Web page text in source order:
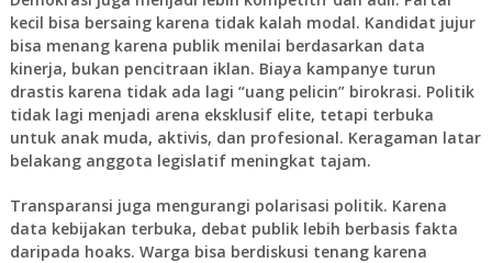
kecil bisa bersaing karena tidak kalah modal. Kandidat jujur
bisa menang karena publik menilai berdasarkan data
kinerja, bukan pencitraan iklan. Biaya kampanye turun
drastis karena tidak ada lagi “uang pelicin” birokrasi. Politik
tidak lagi menjadi arena eksklusif elite, tetapi terbuka
untuk anak muda, aktivis, dan profesional. Keragaman latar
belakang anggota legislatif meningkat tajam.
Transparansi juga mengurangi polarisasi politik. Karena
data kebijakan terbuka, debat publik lebih berbasis fakta
daripada hoaks. Warga bisa berdiskusi tenang karena